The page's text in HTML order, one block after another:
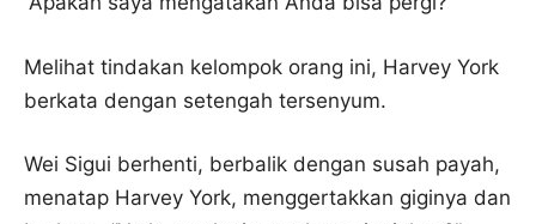
Melihat tindakan kelompok orang ini, Harvey York
berkata dengan setengah tersenyum.
Wei Sigui berhenti, berbalik dengan susah payah,
menatap Harvey York, menggertakkan giginya dan